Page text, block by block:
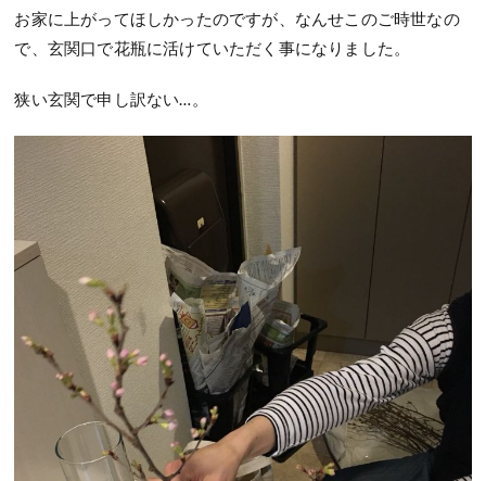
お家に上がってほしかったのですが、なんせこのご時世なの
で、玄関口で花瓶に活けていただく事になりました。
狭い玄関で申し訳ない…。